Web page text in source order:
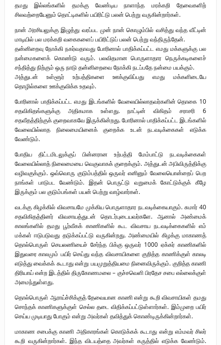
தமது இல்லங்களில் தமக்கு வேண்டிய நாளாந்த மரக்கறி தேவைகளிற்
சிலவற்றையேனும் தொட்டிகளில் பயிரிட்டு பலன் பெற்று வருகின்றார்கள்.
நான் அரசியலுக்கு இழுத்து வரப்பட முன் நான் கொழும்பில் வசித்து வந்த வீட்டின்
மாடியில் பல மரக்கறி வகைகளைப் பயிரிட்டுப் பலன் பெற்று வந்திருந்தேன்.
தன்னிறைவு நோக்கி நகர்வதாவது போரினால் பாதிக்கப்பட்ட எமது மக்களுக்கு பல
நன்மைகளைக் கொண்டு வரும். பலவிதமான பொருளாதார நெருக்கடிகளைச்
சந்தித்து நிற்கும் ஒரு நாடு தன்னிறைவை நோக்கி நடப்பதே நன்மை பயக்கும்.
அத்துடன் உள்ளூர் உற்பத்திகளை ஊக்குவிப்பது எமது மக்களிடையே
தொழில்களை ஊக்குவிக்க உதவும்.
போரினால் பாதிக்கப்பட்ட எமது இடங்களில் வேலையில்லாதவர்களின் தொகை 10
சதவிகிதங்களுக்கு அதிகமாக உள்ளது. நாட்டின் விகிதம் சராசரி 6
சதவீதத்திற்குக் குறைவாகவே இருக்கின்றது. போரினால் பாதிக்கப்பட்ட இடங்களில்
வேலையில்லாத நிலைமையினைக் குறைக்க உடன் நடவடிக்கைகள் எடுக்க
வேண்டும்.
போதிய திட்டமிடலுக்குப் பின்னரான உற்பத்தி மேம்பாட்டு நடவடிக்கைகள்
வேலையில்லாத் நிலைமையை வெகுவாகக் குறைக்கும். அத்துடன் அபிவிருத்திக்கு
வழிவகுக்கும். ஒவ்வொரு குடும்பத்தில் ஒருவர் எனினும் வேலையொன்றைப் பெற
நாங்கள் பாடுபட வேண்டும். இதன் பொருட்டு வறுமைக் கோட்டுக்குக் கீழே
இருக்கும் பல குடும்பங்கள் பயன் பெற்று வாழ்வார்கள்.
வடக்கு கிழக்கில் விவசாயமே முக்கிய பொருளாதார நடவடிக்கையாகும். சுமார் 40
சதவிகிதத்தினர் விவசாயத்துடன் தொடர்புடையவர்களே. ஆனால் அண்மைக்
காலங்களில் தமது பூர்வீகக் காணிகளில் கூட விவசாய நடவடிக்கைகளில் எம்
மக்கள் ஈடுபடுவது தடுக்கப்பட்டு வருகின்றது. அண்மையில் கிழக்கு மாகாணத்
தொல்பொருள் செயலணியைச் சேர்ந்த பிக்கு ஒருவர் 1000 ஏக்கர் காணிகளில்
இதுவரை காலமும் பயிர் செய்து வந்த விவசாயிகளை குறித்த காணிக்குள் காலடி
எடுத்து வைக்கக் கூடாது என்று பயமுறுத்தியமை நினைவிருக்கும். குறித்த காணி
திரியாய் என்ற இடத்தில் திருகோணமலை – குச்சவெளி பிரதேச சபை எல்லைக்குள்
அமைந்துள்ளது.
தொல்பொருள் ஆராய்ச்சிக்குத் தேவையான காணி என்று கூறி விவசாயிகள் தமது
சொந்தக் காணிகளுக்குள் செல்ல தடை விதிக்கப்பட்டுள்ளார்கள். இம்முறை பயிர்
செய்ய முடியாது போகும் என்று அவர்கள் தவித்துக் கொண்டிருக்கின்றார்கள்.
மாகாண சபைக்கு காணி அதிகாரங்கள் கொடுக்கக் கூடாது என்று எம்மவர் சிலர்
கூறி வருகின்றார்கள். இந்த விடயத்தை அவர்கள் கருத்தில் எடுக்க வேண்டும்.